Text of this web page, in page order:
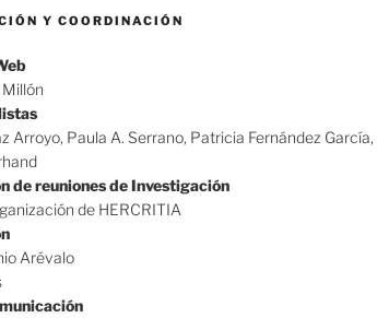
Y COORDINACIÓN
Arroyo, Paula A. Serrano, Patricia Fernández García,
de reuniones de Investigación
de HERCRITIA
Arévalo